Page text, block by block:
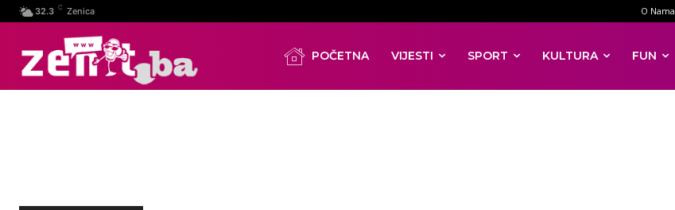
32.3 C Zenica O Nama
POČETNA VIJESTI SPORT KULTURA FUN